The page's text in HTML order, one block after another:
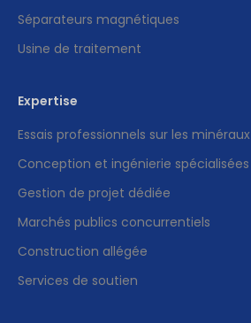
Séparateurs magnétiques
Usine de traitement
Expertise
Essais professionnels sur les minéraux
Conception et ingénierie spécialisées
Gestion de projet dédiée
Marchés publics concurrentiels
Construction allégée
Services de soutien